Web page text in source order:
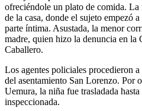
ofreciéndole un plato de comida.
de la casa, donde el sujeto empezó
parte íntima. Asustada, la menor
madre, quien hizo la denuncia en la
Caballero.
Los agentes policiales procedieron
del asentamiento San Lorenzo. Por
Uemura, la niña fue trasladada
inspeccionada.